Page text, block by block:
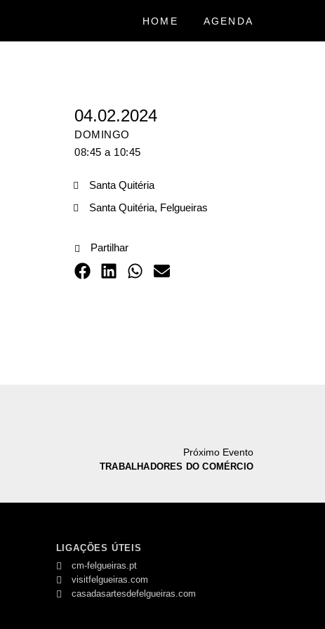
HOME AGENDA
04.02.2024
DOMINGO
08:45 a 10:45
Santa Quitéria
Santa Quitéria, Felgueiras
Partilhar
Próximo Evento
TRABALHADORES DO COMÉRCIO
LIGAÇÕES ÚTEIS
cm-felgueiras.pt
visitfelgueiras.com
casadasartesdefelgueiras.com